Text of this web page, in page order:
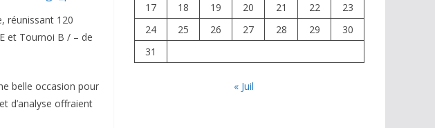
réunissant 120
et Tournoi B / – de
belle occasion pour
d’analyse offraient
17
18 19 20 21 22
23
24
25 26 27 28 29
30
31
« Juil